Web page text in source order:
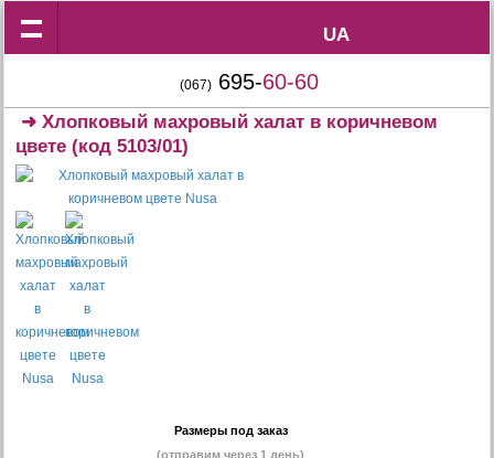
UA
UA
(067) 695-60-60
➜Хлопковый махровый халат в коричневом
цвете (код 5103/01)
Размеры под заказ
(отправим через 1 день)